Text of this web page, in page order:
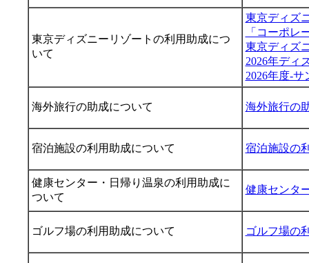
東京ディズニーリゾートの利用助成につ
いて
東京ディズ
「コーポレ
東京ディズ
2026年ディ
2026年度-
海外旅行の助成について 海外旅行の
宿泊施設の利用助成について 宿泊施設の
健康センター・日帰り温泉の利用助成に
ついて
健康センタ
ゴルフ場の利用助成について ゴルフ場の